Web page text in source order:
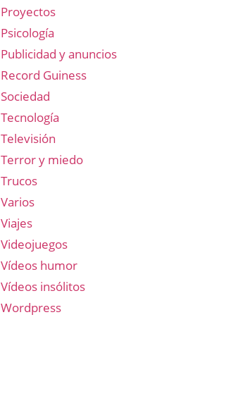
Proyectos
Psicología
Publicidad y anuncios
Record Guiness
Sociedad
Tecnología
Televisión
Terror y miedo
Trucos
Varios
Viajes
Videojuegos
Vídeos humor
Vídeos insólitos
Wordpress